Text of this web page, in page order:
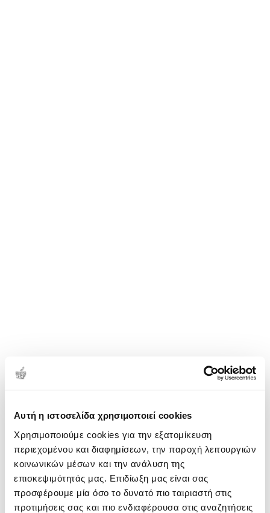
Αυτή η ιστοσελίδα χρησιμοποιεί cookies
Χρησιμοποιούμε cookies για την εξατομίκευση
περιεχομένου και διαφημίσεων, την παροχή λειτουργιών
κοινωνικών μέσων και την ανάλυση της
επισκεψιμότητάς μας. Επιδίωξη μας είναι σας
προσφέρουμε μία όσο το δυνατό πιο ταιριαστή στις
προτιμήσεις σας και πιο ενδιαφέρουσα στις αναζητήσεις